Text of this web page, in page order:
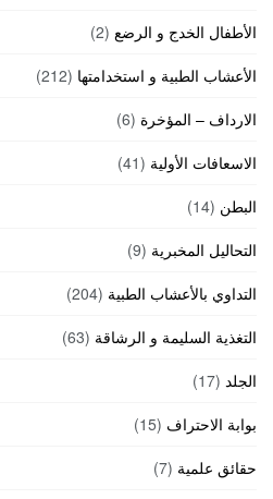
الأطفال الخدج و الرضع (2)
الأعشاب الطبية و استخدامتها (212)
الارداف – المؤخرة (6)
الاسعافات الأولية (41)
البطن (14)
التحاليل المخبرية (9)
التداوي بالأعشاب الطبية (204)
التغذية السليمة و الرشاقة (63)
الجلد (17)
بوابة الاحتراف (15)
حقائق علمية (7)